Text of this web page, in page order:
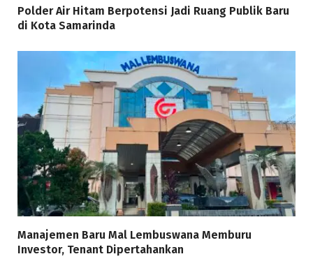
Polder Air Hitam Berpotensi Jadi Ruang Publik Baru
di Kota Samarinda
Manajemen Baru Mal Lembuswana Memburu
Investor, Tenant Dipertahankan